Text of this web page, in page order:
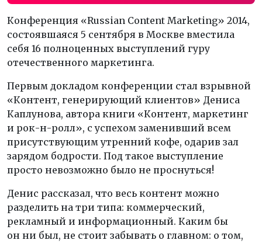
Конференция «Russian Content Marketing» 2014,
состоявшаяся 5 сентября в Москве вместила
себя 16 полноценных выступлений гуру
отечественного маркетинга.
Первым докладом конференции стал взрывной
«Контент, генерирующий клиентов» Дениса
Каплунова, автора книги «Контент, маркетинг
и рок-н-ролл», с успехом заменивший всем
присутствующим утренний кофе, одарив зал
зарядом бодрости. Под такое выступление
просто невозможно было не проснуться!
Денис рассказал, что весь контент можно
разделить на три типа: коммерческий,
рекламный и информационный. Каким бы
он ни был, не стоит забывать о главном: о том,